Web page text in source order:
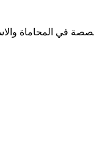
في المحاماة